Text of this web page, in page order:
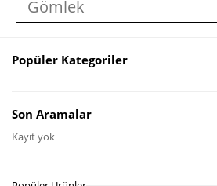
Karşılaştır
Gelince Haber Ver
Popüler Kategoriler
Son Aramalar
Kayıt yok